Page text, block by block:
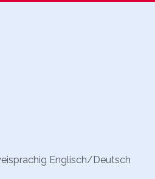
Englisch/Deutsch